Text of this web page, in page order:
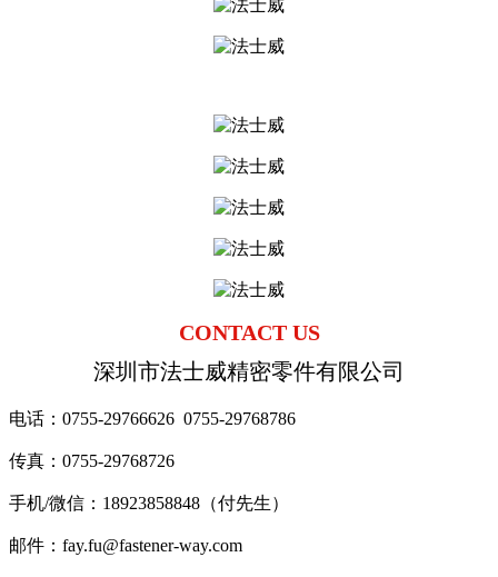
CONTACT US
深圳市法士威精密零件有限公司
电话：0755-29766626 0755-29768786
传真：0755-29768726
手机/微信：18923858848（付先生）
邮件：fay.fu@fastener-way.com